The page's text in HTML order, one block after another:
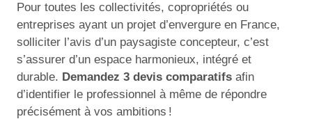
Pour toutes les collectivités, copropriétés ou
entreprises ayant un projet d’envergure en France,
solliciter l’avis d’un paysagiste concepteur, c’est
s’assurer d’un espace harmonieux, intégré et
durable. Demandez 3 devis comparatifs afin
d’identifier le professionnel à même de répondre
précisément à vos ambitions !